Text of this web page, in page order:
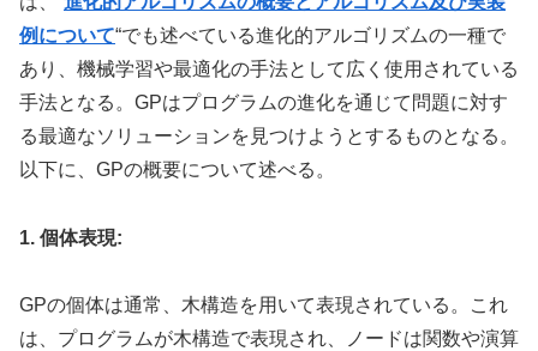
例について“でも述べている進化的アルゴリズムの一種で
あり、機械学習や最適化の手法として広く使用されている
手法となる。GPはプログラムの進化を通じて問題に対す
る最適なソリューションを見つけようとするものとなる。
以下に、GPの概要について述べる。
1. 個体表現:
GPの個体は通常、木構造を用いて表現されている。これ
は、プログラムが木構造で表現され、ノードは関数や演算